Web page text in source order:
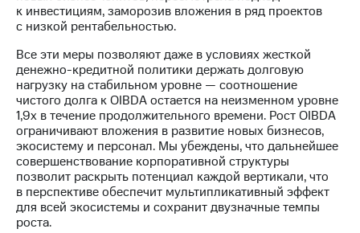
и
аудит
Рынок
акций
Описание
Программа
приобретения
Порядок
выкупа
акций
Дивиденды
Рынок
облигаций
к инвестициям, заморозив вложения в ряд проектов
с низкой рентабельностью.
Все эти меры позволяют даже в условиях жесткой
денежно-кредитной политики держать долговую
нагрузку на стабильном уровне — соотношение
чистого долга к OIBDA остается на неизменном уровне
1,9х в течение продолжительного времени. Рост OIBDA
ограничивают вложения в развитие новых бизнесов,
экосистему и персонал. Мы убеждены, что дальнейшее
совершенствование корпоративной структуры
позволит раскрыть потенциал каждой вертикали, что
в перспективе обеспечит мультипликативный эффект
для всей экосистемы и сохранит двузначные темпы
роста.